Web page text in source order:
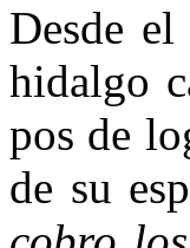
Desde
hidalgo
pos de
de su